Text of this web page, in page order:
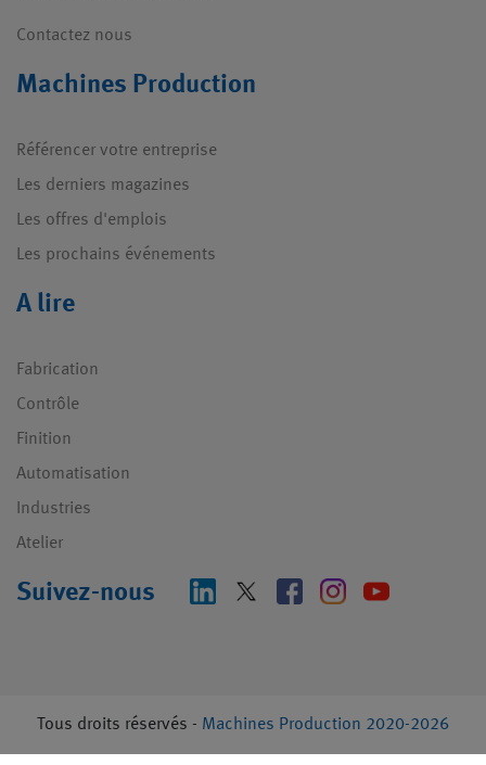
Contactez nous
Machines Production
Référencer votre entreprise
Les derniers magazines
Les offres d'emplois
Les prochains événements
A lire
Fabrication
Contrôle
Finition
Automatisation
Industries
Atelier
Suivez-nous
Tous droits réservés - Machines Production 2020-2026